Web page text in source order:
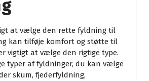
at vælge den rette fyldning til
kan tilføje komfort og støtte til
vigtigt at vælge den rigtige type.
typer af fyldninger, du kan vælge
skum, fjederfyldning,